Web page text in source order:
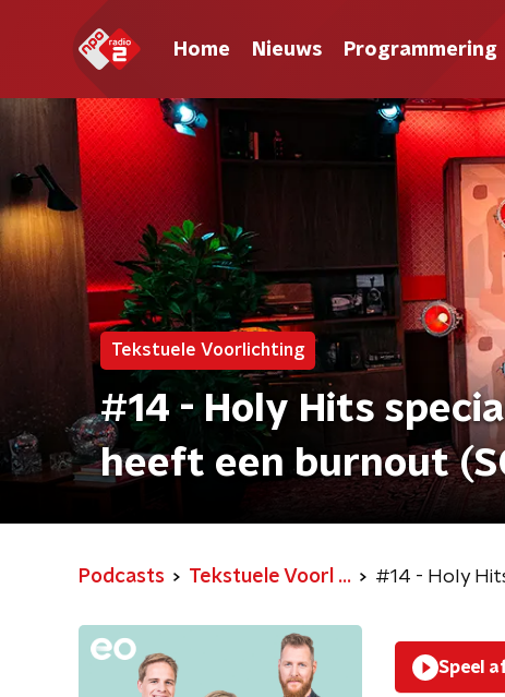
Home Nieuws Programmering
Tekstuele Voorlichting
#14 - Holy Hits
heeft een burnout
Podcasts Tekstuele Voorl ... #14 - Holy
Speel